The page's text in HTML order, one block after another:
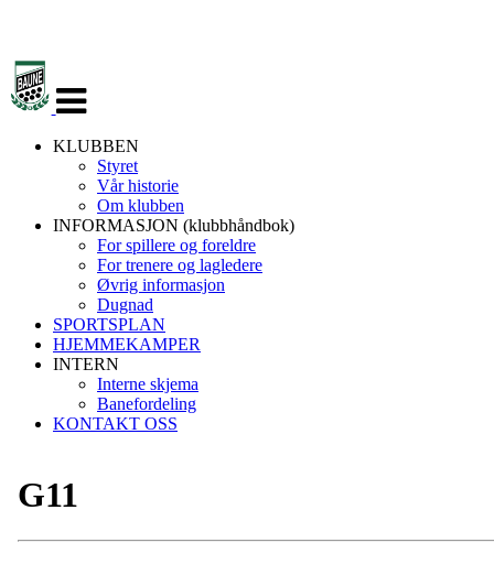
navigasjon
KLUBBEN
Styret
Vår historie
Om klubben
INFORMASJON (klubbhåndbok)
For spillere og foreldre
For trenere og lagledere
Øvrig informasjon
Dugnad
SPORTSPLAN
HJEMMEKAMPER
INTERN
Interne skjema
Banefordeling
KONTAKT OSS
G11